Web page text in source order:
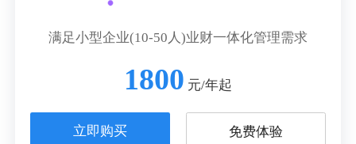
满足小型企业(10-50人)业财一体化管理需求
1800 元/年起
立即购买 免费体验